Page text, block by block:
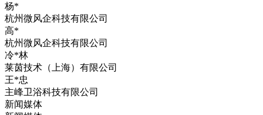
杨*
杭州微风企科技有限公司
高*
杭州微风企科技有限公司
冷*林
莱茵技术（上海）有限公司
王*忠
主峰卫浴科技有限公司
新闻媒体